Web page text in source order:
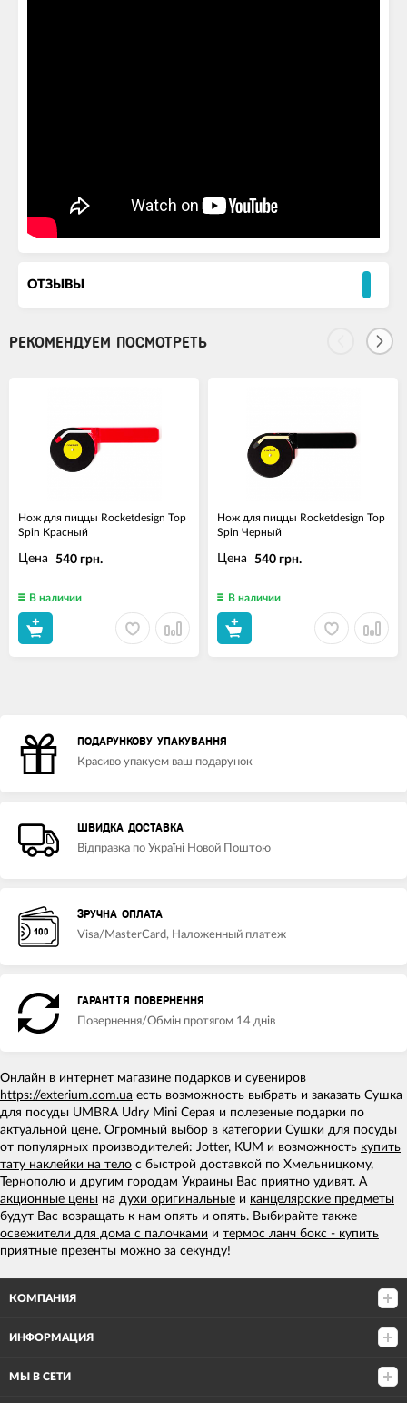
ОТЗЫВЫ
РЕКОМЕНДУЕМ ПОСМОТРЕТЬ
Нож для пиццы Rocketdesign Top
Spin Красный
Цена 540 грн.
В наличии
Нож для пиццы Rocketdesign Top
Spin Черный
Цена 540 грн.
В наличии
ПОДАРУНКОВУ УПАКУВАННЯ
Красиво упакуем ваш подарунок
ШВИДКА ДОСТАВКА
Відправка по Україні Новой Поштою
ЗРУЧНА ОПЛАТА
Visa/MasterCard, Наложенный платеж
ГАРАНТІЯ ПОВЕРНЕННЯ
Повернення/Обмін протягом 14 днів
Онлайн в интернет магазине подарков и сувениров
https://exterium.com.ua есть возможность выбрать и заказать Сушка
для посуды UMBRA Udry Mini Серая и полезеные подарки по
актуальной цене. Огромный выбор в категории Сушки для посуды
от популярных производителей: Jotter, KUM и возможность купить
тату наклейки на тело с быстрой доставкой по Хмельницкому,
Тернополю и другим городам Украины Вас приятно удивят. А
акционные цены на духи оригинальные и канцелярские предметы
будут Вас возращать к нам опять и опять. Выбирайте также
освежители для дома с палочками и термос ланч бокс - купить
приятные презенты можно за секунду!
КОМПАНИЯ
ИНФОРМАЦИЯ
МЫ В СЕТИ